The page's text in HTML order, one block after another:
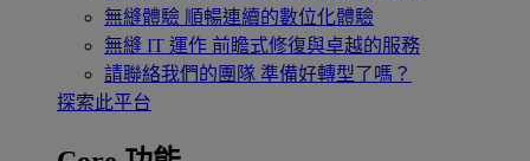
無縫體驗 順暢連續的數位化體驗
無縫 IT 運作 前瞻式修復與卓越的服務
請聯絡我們的團隊 準備好轉型了嗎？
探索此平台